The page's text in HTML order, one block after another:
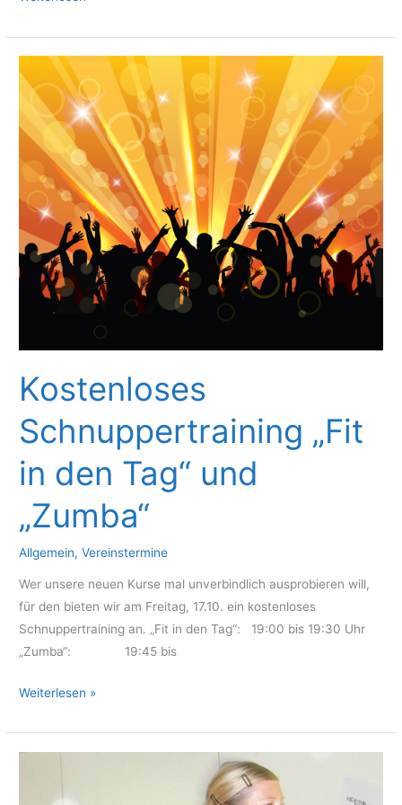
Kostenloses
Schnuppertraining „Fit
in den Tag“ und
„Zumba“
Allgemein,Vereinstermine
Wer unsere neuen Kurse mal unverbindlich ausprobieren will,
für den bieten wir am Freitag, 17.10. ein kostenloses
Schnuppertraining an. „Fit in den Tag“: 19:00 bis 19:30 Uhr
„Zumba“: 19:45 bis
Kostenloses
„Fit
Weiterlesen »